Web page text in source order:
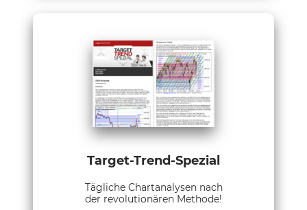
Target-Trend-Spezial
Tägliche Chartanalysen nach
der revolutionären Methode!